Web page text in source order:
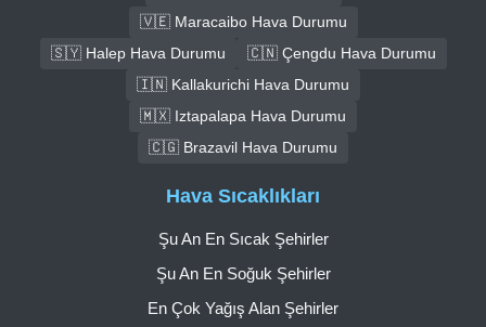
🇻🇪 Maracaibo Hava Durumu
🇸🇾 Halep Hava Durumu
🇨🇳 Çengdu Hava Durumu
🇮🇳 Kallakurichi Hava Durumu
🇲🇽 Iztapalapa Hava Durumu
🇨🇬 Brazavil Hava Durumu
Hava Sıcaklıkları
Şu An En Sıcak Şehirler
Şu An En Soğuk Şehirler
En Çok Yağış Alan Şehirler